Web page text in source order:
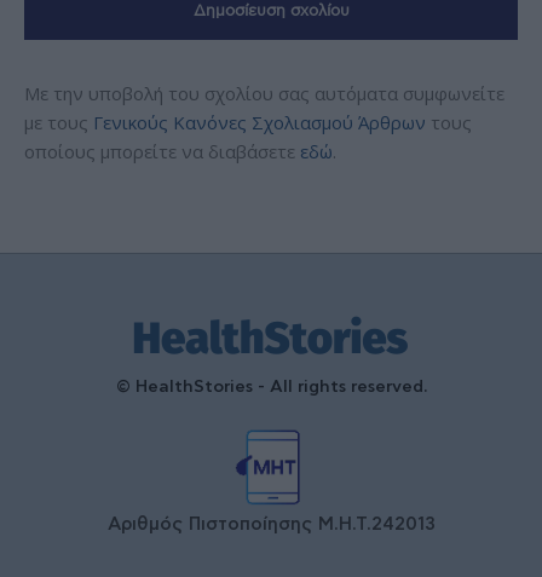
Με την υποβολή του σχολίου σας αυτόματα συμφωνείτε
με τους Γενικούς Κανόνες Σχολιασμού Άρθρων τους
οποίους μπορείτε να διαβάσετε εδώ.
© HealthStories - All rights reserved.
Αριθμός Πιστοποίησης Μ.Η.Τ.242013